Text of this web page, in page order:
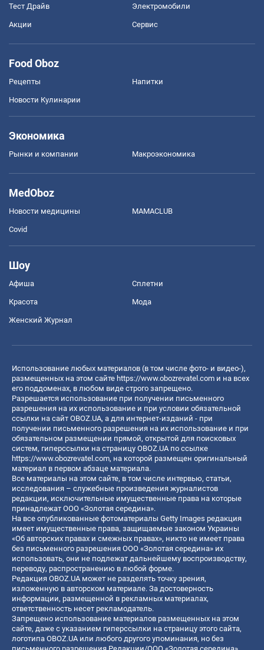
Тест Драйв Электромобили
Акции Сервис
Food Oboz
Рецепты Напитки
Новости Кулинарии
Экономика
Рынки и компании Mакроэкономика
MedOboz
Новости медицины MAMACLUB
Covid
Шоу
Афиша Сплетни
Красота Мода
Женский Журнал
Использование любых материалов (в том числе фото- и видео-),
размещенных на этом сайте https://www.obozrevatel.com и на всех
его поддоменах, в любом виде строго запрещено.
Разрешается использование при получении письменного
разрешения на их использование и при условии обязательной
ссылки на сайт OBOZ.UA, а для интернет-изданий - при
получении письменного разрешения на их использование и при
обязательном размещении прямой, открытой для поисковых
систем, гиперссылки на страницу OBOZ.UA по ссылке
https://www.obozrevatel.com, на которой размещен оригинальный
материал в первом абзаце материала.
Все материалы на этом сайте, в том числе интервью, статьи,
исследования – служебные произведения журналистов
редакции, исключительные имущественные права на которые
принадлежат ООО «Золотая середина».
На все опубликованные фотоматериалы Getty Images редакция
имеет имущественные права, защищаемые законом Украины
«Об авторских правах и смежных правах», никто не имеет права
без письменного разрешения ООО «Золотая середина» их
использовать, они не подлежат дальнейшему воспроизводству,
переводу, распространению в любой форме.
Редакция OBOZ.UA может не разделять точку зрения,
изложенную в авторском материале. За достоверность
информации, размещенной в рекламных материалах,
ответственность несет рекламодатель.
Запрещено использование материалов размещенных на этом
сайте, даже с указанием гиперссылки на страницу этого сайта,
логотипа OBOZ.UA или любого другого упоминания, но без